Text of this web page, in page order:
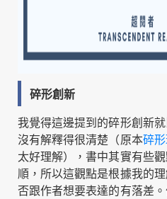
碎形創新
我覺得這邊提到的碎形創新
沒有解釋得很清楚（原本碎
太好理解），書中其實有些
順，所以這觀點是根據我的
否跟作者想要表達的有落差